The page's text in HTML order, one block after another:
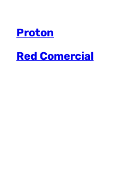
Proton
Red Comercial